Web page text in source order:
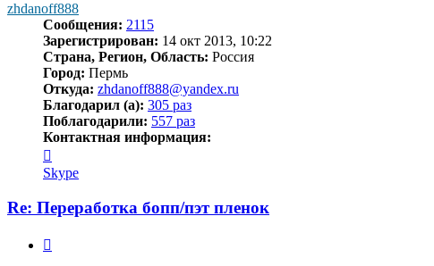
zhdanoff888
Сообщения: 2115
Зарегистрирован: 14 окт 2013, 10:22
Страна, Регион, Область: Россия
Город: Пермь
Откуда: zhdanoff888@yandex.ru
Благодарил (а): 305 раз
Поблагодарили: 557 раз
Контактная информация:
информация
пользователя
zhdanoff888
Skype
Re: Переработка бопп/пэт пленок